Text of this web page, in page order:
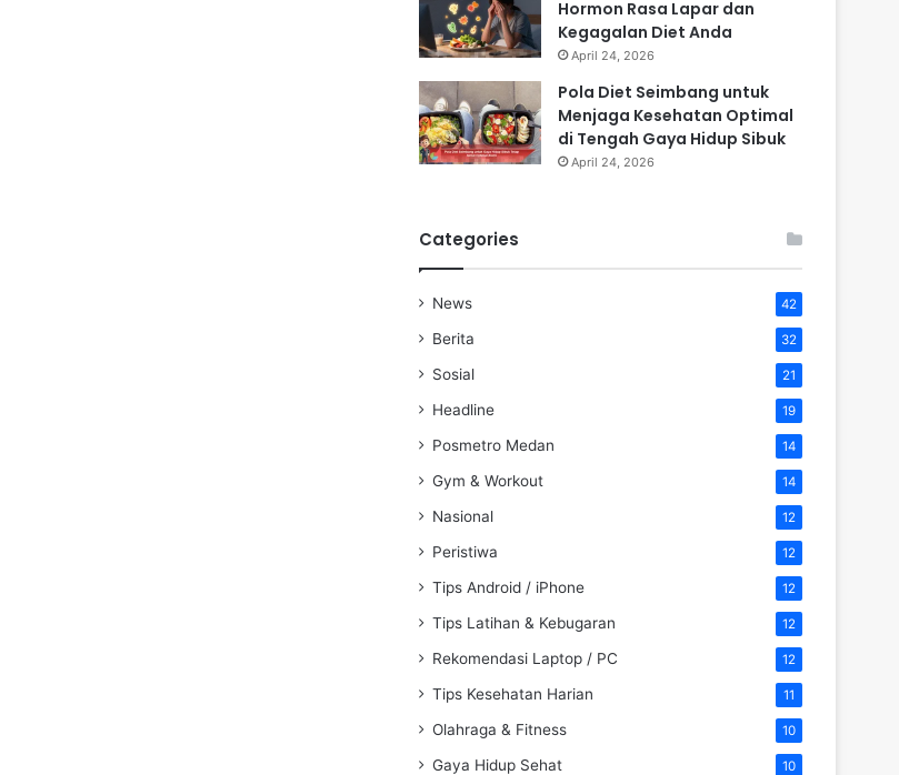
Hormon Rasa Lapar dan
Kegagalan Diet Anda
April 24, 2026
Pola Diet Seimbang untuk
Menjaga Kesehatan Optimal
di Tengah Gaya Hidup Sibuk
April 24, 2026
Categories
News 42
Berita 32
Sosial 21
Headline 19
Posmetro Medan 14
Gym & Workout 14
Nasional 12
Peristiwa 12
Tips Android / iPhone 12
Tips Latihan & Kebugaran 12
Rekomendasi Laptop / PC 12
Tips Kesehatan Harian 11
Olahraga & Fitness 10
Gaya Hidup Sehat 10